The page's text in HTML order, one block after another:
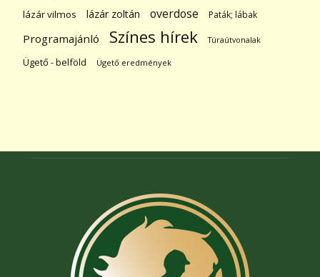
lázár vilmos lázár zoltán overdose Paták; lábak
Programajánló Színes hírek Túraútvonalak
Ügető - belföld Ügető eredmények